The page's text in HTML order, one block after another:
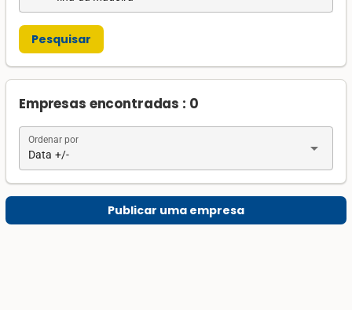
Pesquisar
Empresas encontradas : 0
Data +/-
Ordenar por arrow_drop_down
Publicar uma empresa